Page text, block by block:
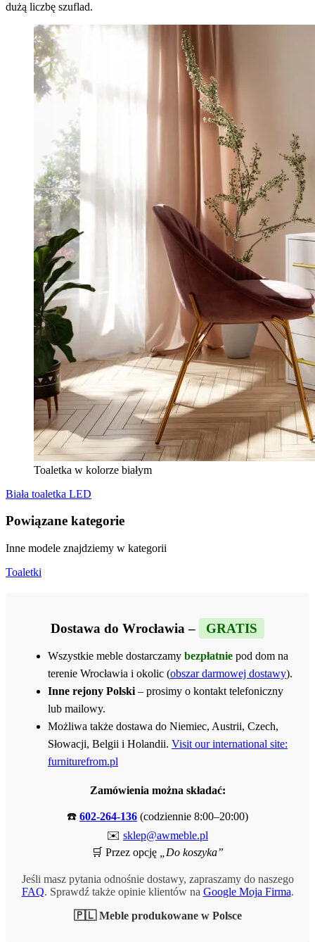
dużą liczbę szuflad.
Toaletka w kolorze białym
Biała toaletka LED
Powiązane kategorie
Inne modele znajdziemy w kategorii
Toaletki
Dostawa do Wrocławia – GRATIS
Wszystkie meble dostarczamy bezpłatnie pod dom na
terenie Wrocławia i okolic (obszar darmowej dostawy).
Inne rejony Polski – prosimy o kontakt telefoniczny
lub mailowy.
Możliwa także dostawa do Niemiec, Austrii, Czech,
Słowacji, Belgii i Holandii. Visit our international site:
furniturefrom.pl
Zamówienia można składać:
☎️ 602-264-136 (codziennie 8:00–20:00)
✉️ sklep@awmeble.pl
🛒 Przez opcję
„Do koszyka”
Jeśli masz pytania odnośnie dostawy, zapraszamy do naszego
FAQ. Sprawdź także opinie klientów na Google Moja Firma.
🇵🇱 Meble produkowane w Polsce